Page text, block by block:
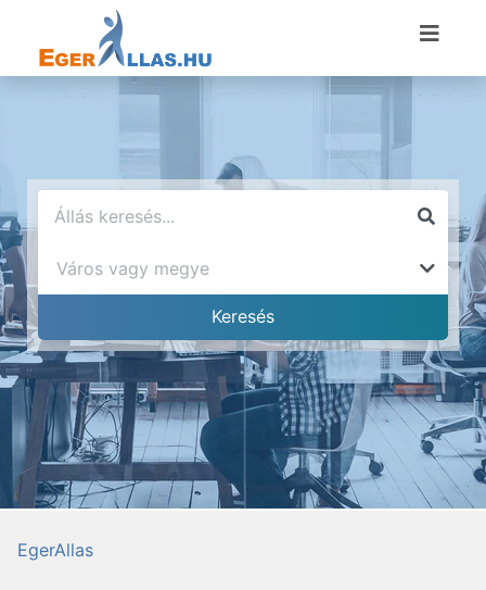
EgerAllas